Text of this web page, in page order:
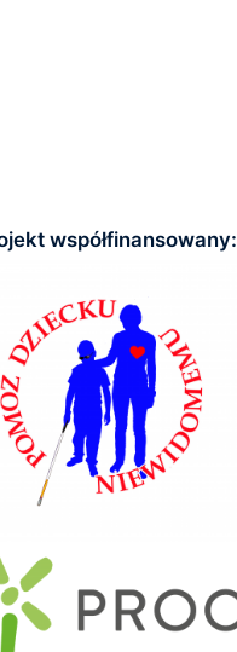
współfinansowany: